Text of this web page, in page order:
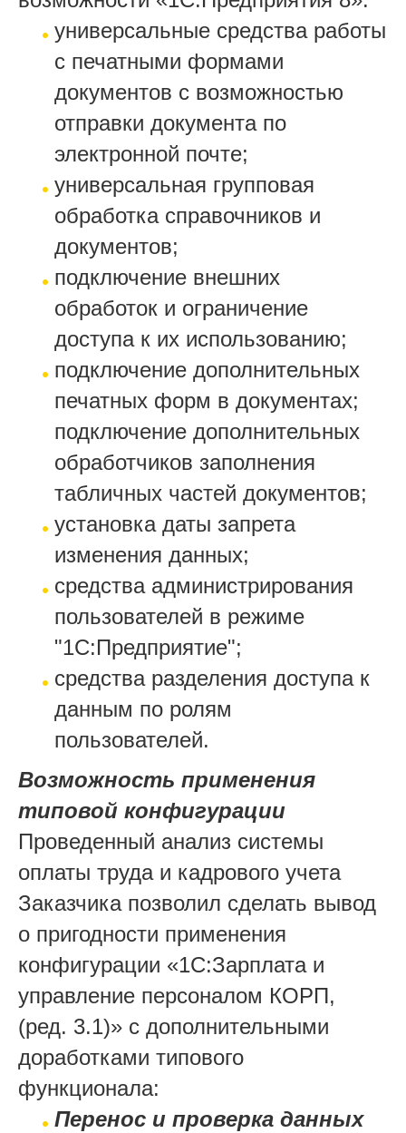
универсальные средства работы
с печатными формами
документов с возможностью
отправки документа по
электронной почте;
универсальная групповая
обработка справочников и
документов;
подключение внешних
обработок и ограничение
доступа к их использованию;
подключение дополнительных
печатных форм в документах;
подключение дополнительных
обработчиков заполнения
табличных частей документов;
установка даты запрета
изменения данных;
средства администрирования
пользователей в режиме
"1С:Предприятие";
средства разделения доступа к
данным по ролям
пользователей.
Возможность применения
типовой конфигурации
Проведенный анализ системы
оплаты труда и кадрового учета
Заказчика позволил сделать вывод
о пригодности применения
конфигурации «1С:Зарплата и
управление персоналом КОРП,
(ред. 3.1)» с дополнительными
доработками типового
функционала:
Перенос и проверка данных